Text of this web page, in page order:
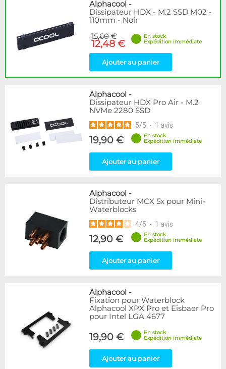
Disponibilité / Promotions
Articles en promotions
Appliquer
Alphacool -
Dissipateur HDX - M.2 SSD M02 -
110mm - Noir
15,60 €
12,48 €
En stock
Expédition immédiate
Ajouter au panier
Alphacool -
Dissipateur HDX Pro Air - M.2
NVMe 2280 SSD
5/5 - 1 avis
19,90 €
En stock
Expédition immédiate
Ajouter au panier
Alphacool -
Distributeur MCX 5x pour Mini-
Waterblocks
4/5 - 1 avis
12,90 €
En stock
Expédition immédiate
Ajouter au panier
Alphacool -
Fixation pour Waterblock
Alphacool XPX Pro et Eisbaer Pro
pour Intel LGA 4677
19,90 €
En stock
Expédition immédiate
Ajouter au panier